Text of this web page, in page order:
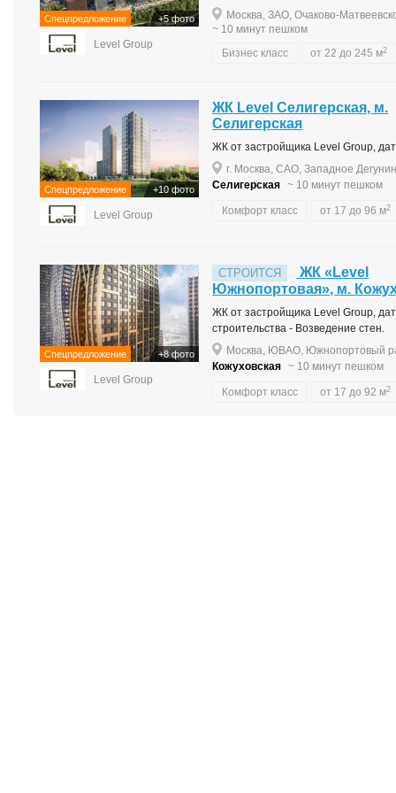
Спецпредложение +5 фото
Level Group
Москва, ЗАО, Очаково-
~ 10 минут пешком
Бизнес класс
от 22 до 245 м2
Спецпредложение +10 фото
Level Group
ЖК Level Селигерская, м.
Селигерская
ЖК от застройщика Level Group,
г. Москва, САО, Западное
Селигерская ~ 10 минут пешком
Комфорт класс от 17 до 96 м2
Спецпредложение +8 фото
Level Group
СТРОИТСЯ
ЖК «Level
Южнопортовая», м.
ЖК от застройщика Level Group,
строительства - Возведение стен.
Москва, ЮВАО, Южнопортовый
Кожуховская ~ 10 минут пешком
Комфорт класс от 17 до 92 м2